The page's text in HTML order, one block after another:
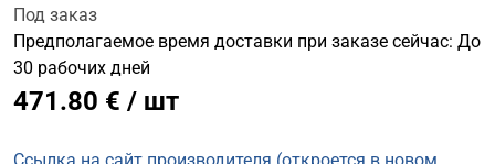
Под заказ
Предполагаемое время доставки при заказе сейчас: До
30 рабочих дней
471.80 € / шт